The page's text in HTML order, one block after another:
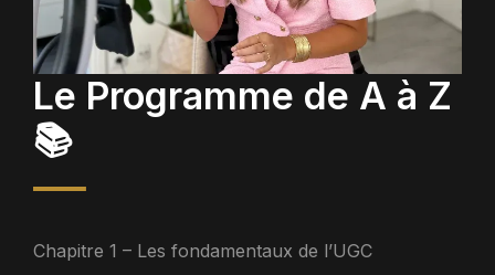
Le Programme de A à Z
📚
Chapitre 1 – Les fondamentaux de l’UGC